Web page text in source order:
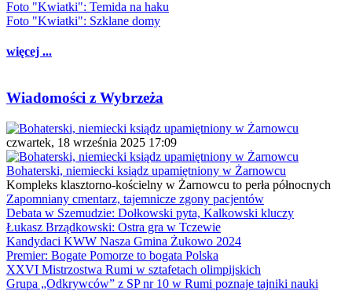
Foto "Kwiatki": Temida na haku
Foto "Kwiatki": Szklane domy
więcej ...
Wiadomości z Wybrzeża
czwartek, 18 września 2025 17:09
Bohaterski, niemiecki ksiądz upamiętniony w Żarnowcu
Kompleks klasztorno-kościelny w Żarnowcu to perła północnych
Zapomniany cmentarz, tajemnicze zgony pacjentów
Debata w Szemudzie: Dołkowski pyta, Kalkowski kluczy
Łukasz Brządkowski: Ostra gra w Tczewie
Kandydaci KWW Nasza Gmina Żukowo 2024
Premier: Bogate Pomorze to bogata Polska
XXVI Mistrzostwa Rumi w sztafetach olimpijskich
Grupa „Odkrywców” z SP nr 10 w Rumi poznaje tajniki nauki